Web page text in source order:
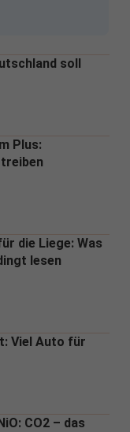
soll
Plus:
die Liege: Was
lesen
Viel Auto für
CO2 – das